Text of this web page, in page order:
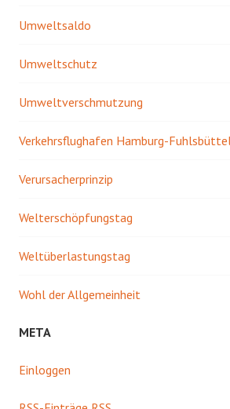
Umweltsaldo
Umweltschutz
Umweltverschmutzung
Verkehrsflughafen Hamburg-
Verursacherprinzip
Welterschöpfungstag
Weltüberlastungstag
Wohl der Allgemeinheit
META
Einloggen